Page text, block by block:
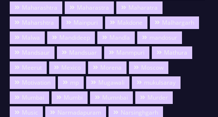
Maharashtra
Maharastra
Maharatra
Maharshtra
Mainpuri Makdone
Malhargarh
Malwa
Mandideep Mandla
mandosur
Mandsaur
Mandsuar Manmpuri
Mathura
Meerut
Mexico Morena
Moscow
Motivation
mp Mugawali
mukulsaray
Mumbai
Mumbi Mumnbai
Murder
Music
Narmadapuram
Narsinghgarh